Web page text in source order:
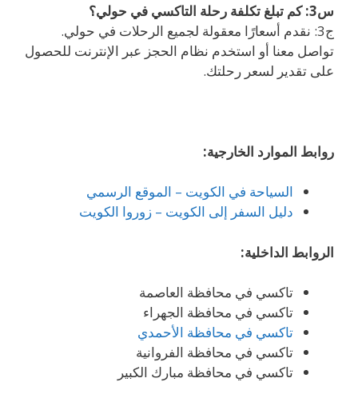
س3: كم تبلغ تكلفة رحلة التاكسي في حولي؟
ج3: نقدم أسعارًا معقولة لجميع الرحلات في حولي.
تواصل معنا أو استخدم نظام الحجز عبر الإنترنت للحصول
على تقدير لسعر رحلتك.
روابط الموارد الخارجية:
السياحة في الكويت – الموقع الرسمي
دليل السفر إلى الكويت – زوروا الكويت
الروابط الداخلية:
تاكسي في محافظة العاصمة
تاكسي في محافظة الجهراء
تاكسي في محافظة الأحمدي
تاكسي في محافظة الفروانية
تاكسي في محافظة مبارك الكبير